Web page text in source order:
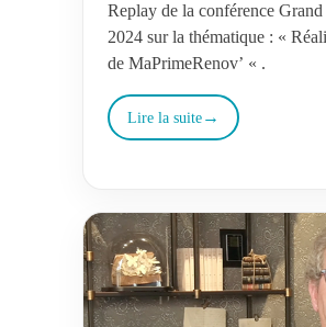
Replay de la conférence
2024 sur la thématique : «
de MaPrimeRenov’ « .
Lire la suite